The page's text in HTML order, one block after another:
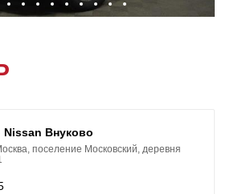
Внуково
поселение Московский, деревня